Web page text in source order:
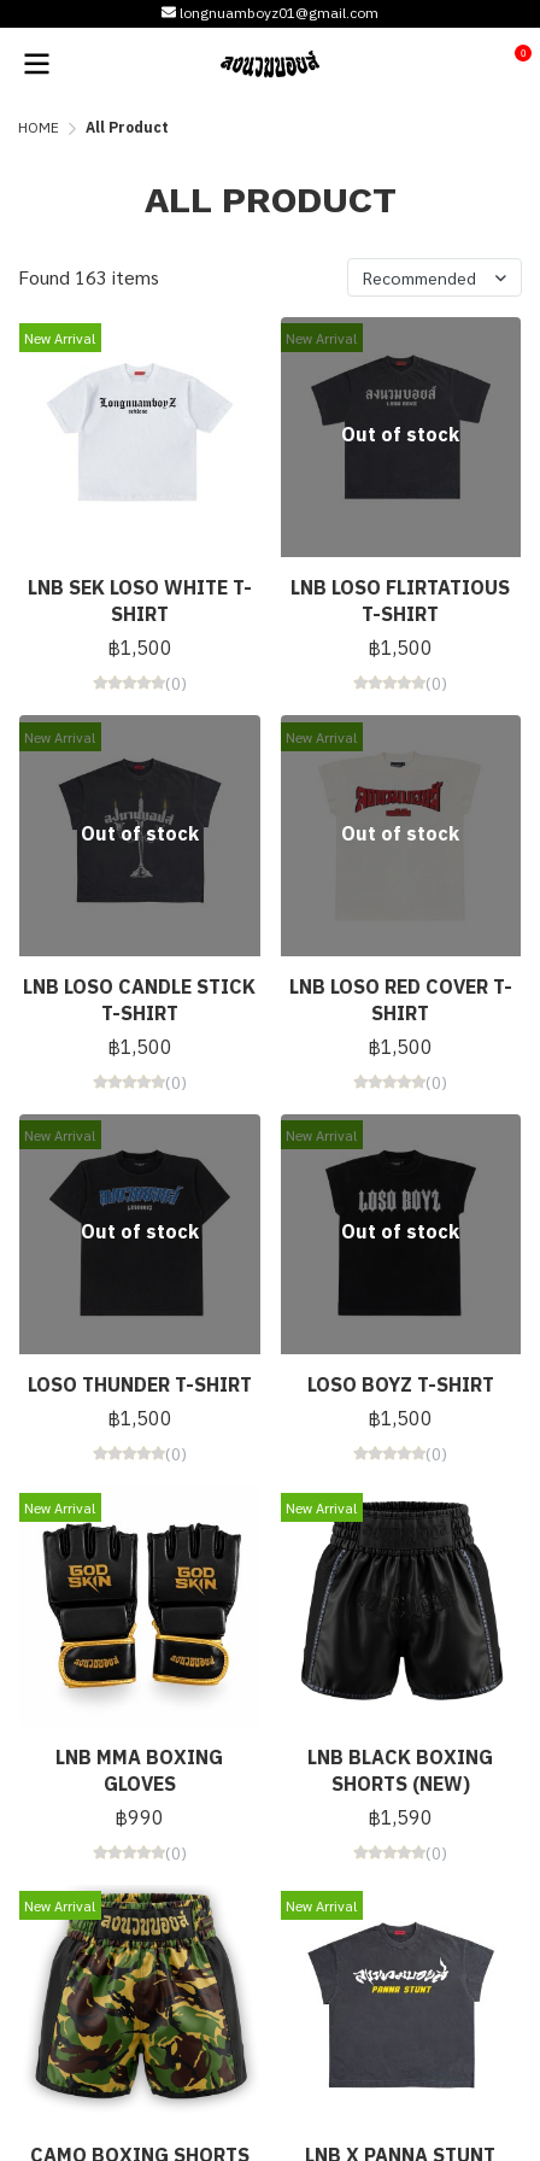
longnuamboyz01@gmail.com
0
HOME All Product
ALL PRODUCT
Found 163 items Recommended
New Arrival
LNB SEK LOSO WHITE T-
SHIRT
฿1,500
(0)
New Arrival
Out of stock
LNB LOSO FLIRTATIOUS
T-SHIRT
฿1,500
(0)
New Arrival
Out of stock
LNB LOSO CANDLE STICK
T-SHIRT
฿1,500
(0)
New Arrival
Out of stock
LNB LOSO RED COVER T-
SHIRT
฿1,500
(0)
New Arrival
Out of stock
LOSO THUNDER T-SHIRT
฿1,500
(0)
New Arrival
Out of stock
LOSO BOYZ T-SHIRT
฿1,500
(0)
New Arrival
LNB MMA BOXING
GLOVES
฿990
(0)
New Arrival
LNB BLACK BOXING
SHORTS (NEW)
฿1,590
(0)
New Arrival New Arrival